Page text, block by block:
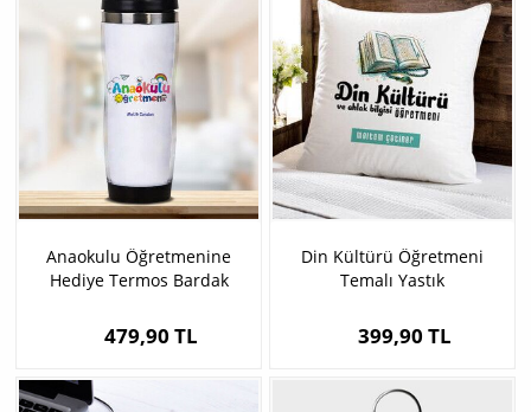
Anaokulu Öğretmenine
Hediye Termos Bardak
479,90 TL
Din Kültürü Öğretmeni
Temalı Yastık
399,90 TL